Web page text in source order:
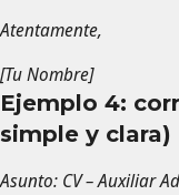
Atentamente,
[Tu Nombre]
Ejemplo 4:
simple y clara)
Asunto: CV – Auxiliar